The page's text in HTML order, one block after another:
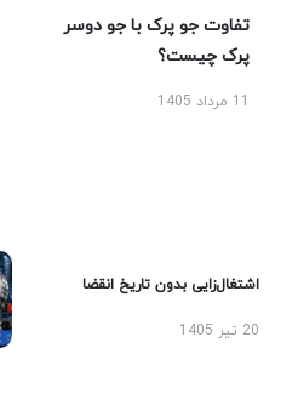
تفاوت جو پرک با جو دوسر
پرک چیست؟
11 مرداد 1405
اشتغال‌زایی بدون تاریخ انقضا
20 تیر 1405